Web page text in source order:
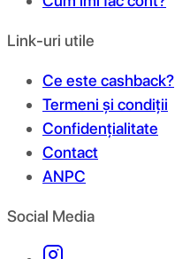
Link-uri utile
Ce este cashback?
Termeni și condiții
Confidențialitate
Contact
ANPC
Social Media